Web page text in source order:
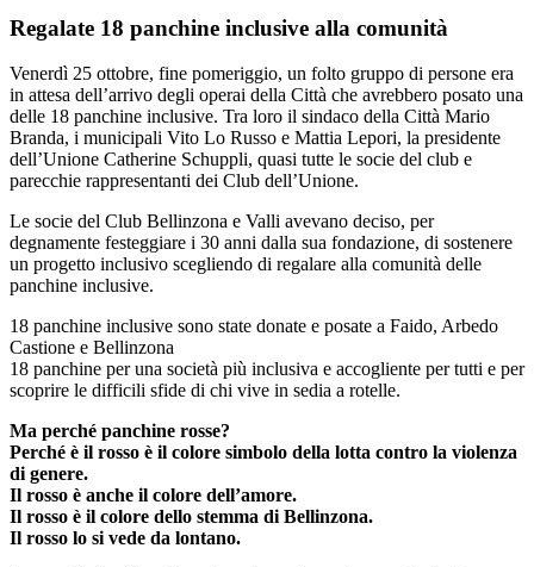
Regalate 18 panchine inclusive alla comunità
Venerdì 25 ottobre, fine pomeriggio, un folto gruppo di persone era
in attesa dell’arrivo degli operai della Città che avrebbero posato una
delle 18 panchine inclusive. Tra loro il sindaco della Città Mario
Branda, i municipali Vito Lo Russo e Mattia Lepori, la presidente
dell’Unione Catherine Schuppli, quasi tutte le socie del club e
parecchie rappresentanti dei Club dell’Unione.
Le socie del Club Bellinzona e Valli avevano deciso, per
degnamente festeggiare i 30 anni dalla sua fondazione, di sostenere
un progetto inclusivo scegliendo di regalare alla comunità delle
panchine inclusive.
18 panchine inclusive sono state donate e posate a Faido, Arbedo
Castione e Bellinzona
18 panchine per una società più inclusiva e accogliente per tutti e per
scoprire le difficili sfide di chi vive in sedia a rotelle.
Ma perché panchine rosse?
Perché è il rosso è il colore simbolo della lotta contro la violenza
di genere.
Il rosso è anche il colore dell’amore.
Il rosso è il colore dello stemma di Bellinzona.
Il rosso lo si vede da lontano.